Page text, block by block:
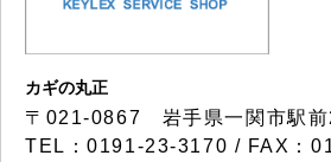
カギの丸正
〒021-0867 岩手県一関市駅前
TEL：0191-23-3170 / FAX：